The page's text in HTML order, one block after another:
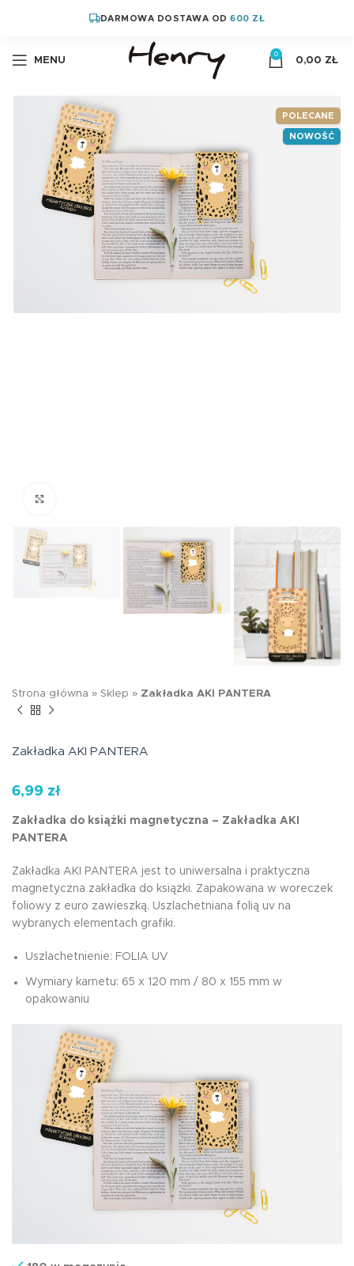
DARMOWA DOSTAWA OD600 ZŁ
MENU
0
0,00 ZŁ
POLECANE
NOWOŚĆ
Strona główna » Sklep » Zakładka AKI PANTERA
Zakładka AKI PANTERA
6,99 zł
Zakładka do książki magnetyczna – Zakładka AKI
PANTERA
Zakładka AKI PANTERA jest to uniwersalna i praktyczna
magnetyczna zakładka do książki. Zapakowana w woreczek
foliowy z euro zawieszką. Uszlachetniana folią uv na
wybranych elementach grafiki.
Uszlachetnienie: FOLIA UV
Wymiary karnetu: 65 x 120 mm / 80 x 155 mm w
opakowaniu